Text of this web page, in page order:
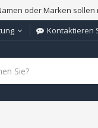
oder Marken
Kontaktieren